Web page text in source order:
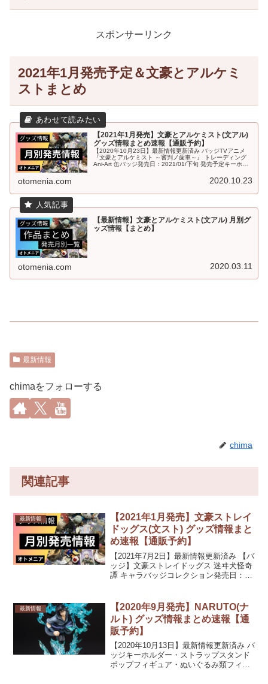
スポンサーリンク
2021年1月発売予定＆文豪とアルケミ
ストまとめ
【2021年1月発売】文豪とアルケミスト(文アル)
グッズ情報まとめ速報【通販予約】
【2020年10月23日】最新情報更新済み バッジTVアニメ
『文豪とアルケミスト ～審判ノ歯車～』 トレーディング
Ani-Art 缶バッジ発売日：2021/01/下旬 発売予定キーホル
otomenia.com 2020.10.23
【最新情報】文豪とアルケミスト(文アル) 月別グ
ッズ情報【まとめ】
otomenia.com 2020.03.11
最新情報
chimaをフォローする
chima
関連記事
最新情報
【2021年1月発売】文豪ストレイ
ドッグス(文スト) グッズ情報まと
め速報【通販予約】
【2021年7月2日】最新情報更新済み 【バ
ッジ】文豪ストレイドッグス 迷ヰ犬怪奇
譚 キャラバッジコレクション発売日：
豪ストレイドッグス キメっ!とア...
最新情報
【2020年9月発売】NARUTO(ナ
ルト) グッズ情報まとめ速報【通
販予約】
【2020年10月13日】最新情報更新済み バ
ッジキーホルダー・ストラップスタンド
ポップフィギュア・ぬいぐるみ類フィギ